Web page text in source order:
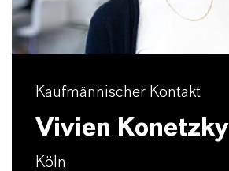
Kaufmännischer Kontakt
Vivien Konetzky
Köln